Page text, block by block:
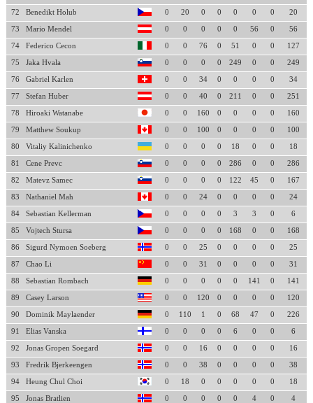
72 Benedikt Holub 0 20 0 0 0 0 0 20
73 Mario Mendel 0 0 0 0 0 56 0 56
74 Federico Cecon 0 0 76 0 51 0 0 127
75 Jaka Hvala 0 0 0 0 249 0 0 249
76 Gabriel Karlen 0 0 34 0 0 0 0 34
77 Stefan Huber 0 0 40 0 211 0 0 251
78 Hiroaki Watanabe 0 0 160 0 0 0 0 160
79 Matthew Soukup 0 0 100 0 0 0 0 100
80 Vitaliy Kalinichenko 0 0 0 0 18 0 0 18
81 Cene Prevc 0 0 0 0 286 0 0 286
82 Matevz Samec 0 0 0 0 122 45 0 167
83 Nathaniel Mah 0 0 24 0 0 0 0 24
84 Sebastian Kellerman 0 0 0 0 3 3 0 6
85 Vojtech Stursa 0 0 0 0 168 0 0 168
86 Sigurd Nymoen Soeberg 0 0 25 0 0 0 0 25
87 Chao Li 0 0 31 0 0 0 0 31
88 Sebastian Rombach 0 0 0 0 0 141 0 141
89 Casey Larson 0 0 120 0 0 0 0 120
90 Dominik Maylaender 0 110 1 0 68 47 0 226
91 Elias Vanska 0 0 0 0 6 0 0 6
92 Jonas Gropen Soegard 0 0 16 0 0 0 0 16
93 Fredrik Bjerkeengen 0 0 38 0 0 0 0 38
94 Heung Chul Choi 0 18 0 0 0 0 0 18
95 Jonas Bratlien 0 0 0 0 0 4 0 4